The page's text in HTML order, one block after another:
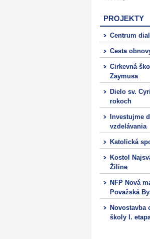
PROJEKTY
Centrum
Cesta
Cirkevná
Zaymusa
Dielo sv.
rokoch
Investujme
vzdelávania
Katolická
Kostol
Žiline
NFP Nová
Považská
Novostavba
školy I.